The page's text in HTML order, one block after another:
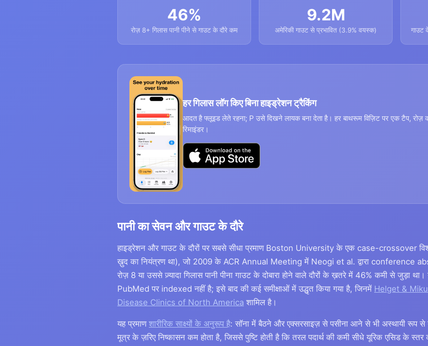
46%
रोज़ 8+ गिलास पानी पीने से गाउट के दौरे कम
9.2M
अमेरिकी गाउट से प्रभावित (3.9% वयस्क) गाउट
हर गिलास लॉग किए बिना हाइड्रेशन ट्रैकिंग
आदत है फ्लूइड लेते रहना; P उसे दिखने लायक बना देता है। हर बाथरूम विज़िट पर एक टैप, रोज़
रिमाइंडर।
पानी का सेवन और गाउट के दौरे
हाइड्रेशन और गाउट के दौरों पर सबसे सीधा प्रमाण Boston University के एक case-crossover
ख़ुद का नियंत्रण था), जो 2009 के ACR Annual Meeting में Neogi et al. द्वारा conference
रोज़ 8 या उससे ज़्यादा गिलास पानी पीना गाउट के दोबारा होने वाले दौरों के ख़तरे में 46% कमी से जुड़ा
PubMed पर indexed नहीं है; इसे बाद की कई समीक्षाओं में उद्धृत किया गया है, जिनमें Helget &
Disease Clinics of North America शामिल है।
यह प्रमाण शारीरिक साक्ष्यों के अनुरूप है: सॉना में बैठने और एक्सरसाइज़ से पसीना आने से भी अस्थायी रूप से
मूत्र के ज़रिए निष्कासन कम होता है, जिससे पुष्टि होती है कि तरल पदार्थ की कमी सीधे यूरिक एसिड के स्तर